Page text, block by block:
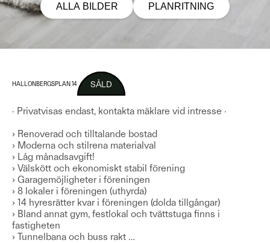
ALLA BILDER PLANRITNING
HALLONBERGSPLAN 14 SÅLD
· Privatvisas endast, kontakta mäklare vid intresse ·
› Renoverad och tilltalande bostad
› Moderna och stilrena materialval
› Låg månadsavgift!
› Välskött och ekonomiskt stabil förening
› Garagemöjligheter i föreningen
› 8 lokaler i föreningen (uthyrda)
› 14 hyresrätter kvar i föreningen (dolda tillgångar)
› Bland annat gym, festlokal och tvättstuga finns i
fastigheten
› Tunnelbana och buss rakt …